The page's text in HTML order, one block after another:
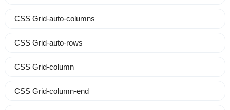
CSS Grid-auto-columns
CSS Grid-auto-rows
CSS Grid-column
CSS Grid-column-end